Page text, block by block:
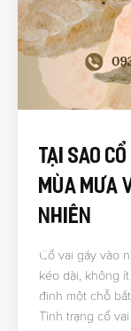
Tại Sao
Mùa Mưa
Nhiên
Cổ vai gáy vào
kéo dài, không
định một chỗ
Tình trạng cổ